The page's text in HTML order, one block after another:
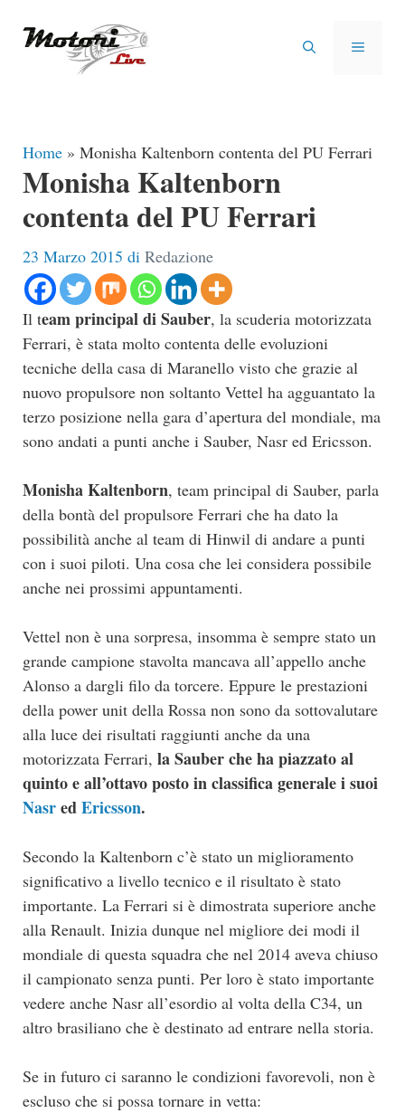
MENU
Home » Monisha Kaltenborn contenta del PU Ferrari
Monisha Kaltenborn
contenta del PU Ferrari
23 Marzo 2015 di Redazione
Il team principal di Sauber, la scuderia motorizzata
Ferrari, è stata molto contenta delle evoluzioni
tecniche della casa di Maranello visto che grazie al
nuovo propulsore non soltanto Vettel ha agguantato la
terzo posizione nella gara d’apertura del mondiale, ma
sono andati a punti anche i Sauber, Nasr ed Ericsson.
Monisha Kaltenborn, team principal di Sauber, parla
della bontà del propulsore Ferrari che ha dato la
possibilità anche al team di Hinwil di andare a punti
con i suoi piloti. Una cosa che lei considera possibile
anche nei prossimi appuntamenti.
Vettel non è una sorpresa, insomma è sempre stato un
grande campione stavolta mancava all’appello anche
Alonso a dargli filo da torcere. Eppure le prestazioni
della power unit della Rossa non sono da sottovalutare
alla luce dei risultati raggiunti anche da una
motorizzata Ferrari, la Sauber che ha piazzato al
quinto e all’ottavo posto in classifica generale i suoi
NasredEricsson.
Secondo la Kaltenborn c’è stato un miglioramento
significativo a livello tecnico e il risultato è stato
importante. La Ferrari si è dimostrata superiore anche
alla Renault. Inizia dunque nel migliore dei modi il
mondiale di questa squadra che nel 2014 aveva chiuso
il campionato senza punti. Per loro è stato importante
vedere anche Nasr all’esordio al volta della C34, un
altro brasiliano che è destinato ad entrare nella storia.
Se in futuro ci saranno le condizioni favorevoli, non è
escluso che si possa tornare in vetta: